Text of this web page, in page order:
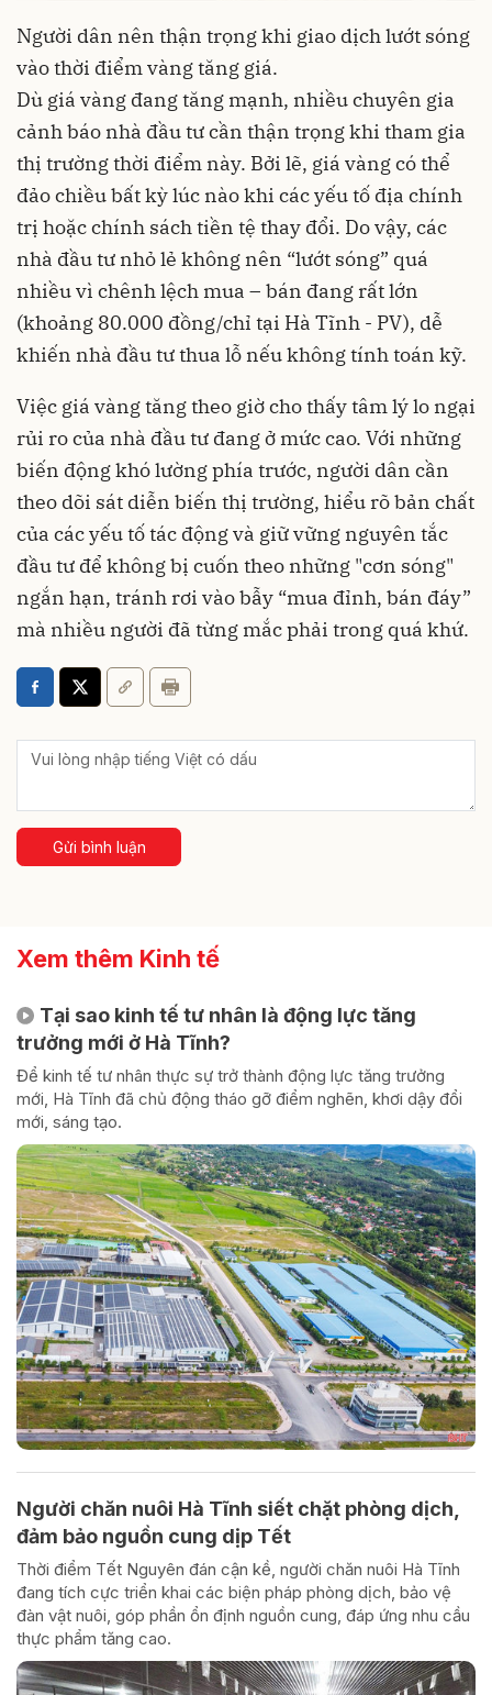
Người dân nên thận trọng khi giao dịch lướt sóng
vào thời điểm vàng tăng giá.
Dù giá vàng đang tăng mạnh, nhiều chuyên gia
cảnh báo nhà đầu tư cần thận trọng khi tham gia
thị trường thời điểm này. Bởi lẽ, giá vàng có thể
đảo chiều bất kỳ lúc nào khi các yếu tố địa chính
trị hoặc chính sách tiền tệ thay đổi. Do vậy, các
nhà đầu tư nhỏ lẻ không nên “lướt sóng” quá
nhiều vì chênh lệch mua – bán đang rất lớn
(khoảng 80.000 đồng/chỉ tại Hà Tĩnh - PV), dễ
khiến nhà đầu tư thua lỗ nếu không tính toán kỹ.
Việc giá vàng tăng theo giờ cho thấy tâm lý lo ngại
rủi ro của nhà đầu tư đang ở mức cao. Với những
biến động khó lường phía trước, người dân cần
theo dõi sát diễn biến thị trường, hiểu rõ bản chất
của các yếu tố tác động và giữ vững nguyên tắc
đầu tư để không bị cuốn theo những "cơn sóng"
ngắn hạn, tránh rơi vào bẫy “mua đỉnh, bán đáy”
mà nhiều người đã từng mắc phải trong quá khứ.
Gửi bình luận
Xem thêm Kinh tế
Tại sao kinh tế tư nhân là động lực tăng
trưởng mới ở Hà Tĩnh?
Để kinh tế tư nhân thực sự trở thành động lực tăng trưởng
mới, Hà Tĩnh đã chủ động tháo gỡ điểm nghẽn, khơi dậy đổi
mới, sáng tạo.
Người chăn nuôi Hà Tĩnh siết chặt phòng dịch,
đảm bảo nguồn cung dịp Tết
Thời điểm Tết Nguyên đán cận kề, người chăn nuôi Hà Tĩnh
đang tích cực triển khai các biện pháp phòng dịch, bảo vệ
đàn vật nuôi, góp phần ổn định nguồn cung, đáp ứng nhu cầu
thực phẩm tăng cao.